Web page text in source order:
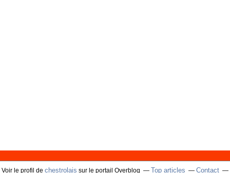
Voir le profil de chestrolais sur le portail Overblog Top articles Contact